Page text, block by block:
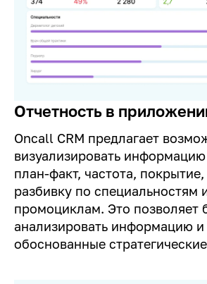
Отчетность в
Oncall CRM предлагает
визуализировать информацию
план-факт, частота,
разбивку по специальностям
промоциклам. Это позволяет
анализировать информацию
обоснованные